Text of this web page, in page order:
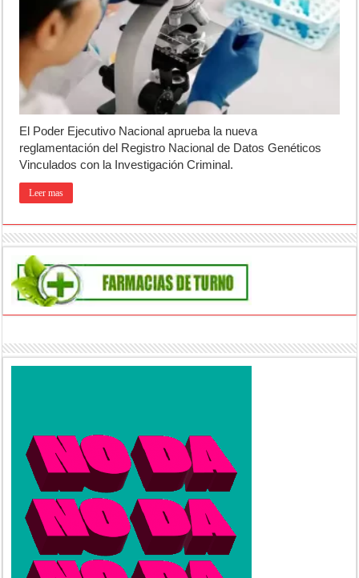
Ronda de Negocios: Luján reunió a pymes bonaerenses con
Desbaratan un punto de venta de drogas en el barrio Padre Varela y
Campeonato TC JK: Diego Cordone se quedó con una gran victoria
El Poder Ejecutivo Nacional aprueba la nueva
reglamentación del Registro Nacional de Datos Genéticos
Vinculados con la Investigación Criminal.
Leer mas